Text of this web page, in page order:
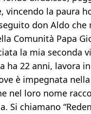
vincendo la paura
don Aldo
Comunità Papa
la mia seconda
ha 22 anni, lavora
è impegnata
nel loro nome
Si chiamano